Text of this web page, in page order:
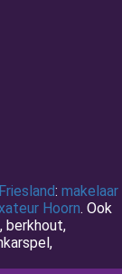
: makelaar
Hoorn. Ook
berkhout,